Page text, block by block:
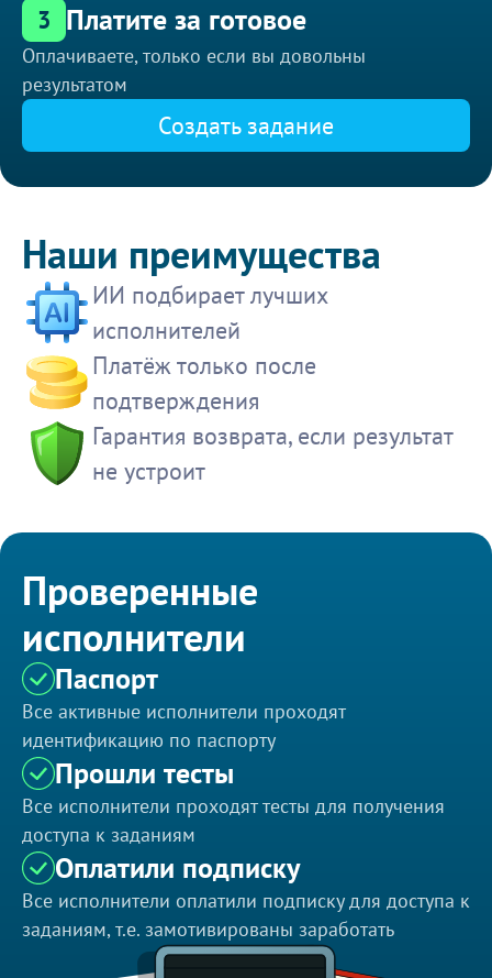
3 Платите за готовое
Оплачиваете, только если вы довольны
результатом
Создать задание
Наши преимущества
ИИ подбирает лучших
исполнителей
Платёж только после
подтверждения
Гарантия возврата, если результат
не устроит
Проверенные
исполнители
Паспорт
Все активные исполнители проходят
идентификацию по паспорту
Прошли тесты
Все исполнители проходят тесты для получения
доступа к заданиям
Оплатили подписку
Все исполнители оплатили подписку для доступа к
заданиям, т.е. замотивированы заработать